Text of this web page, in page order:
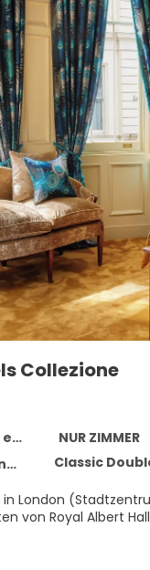
Collezione
NUR ZIMMER
Classic
in London
Dieses Hotel für Familien ist 0,6 km